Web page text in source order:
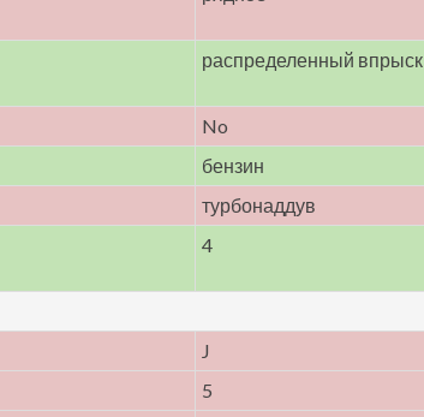
распределенный впрыск
No
бензин
турбонаддув
4
J
5